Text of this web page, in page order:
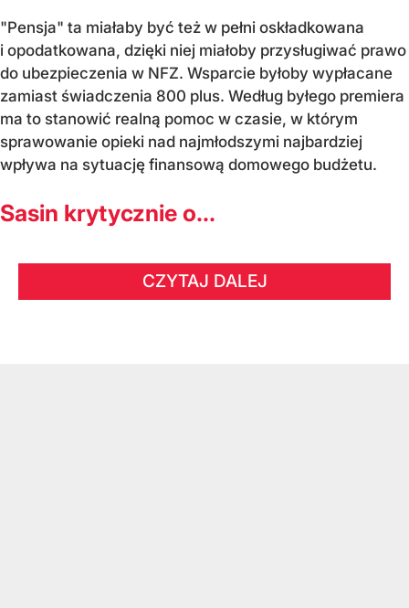
"Pensja" ta miałaby być też w pełni oskładkowana
i opodatkowana, dzięki niej miałoby przysługiwać prawo
do ubezpieczenia w NFZ. Wsparcie byłoby wypłacane
zamiast świadczenia 800 plus. Według byłego premiera
ma to stanowić realną pomoc w czasie, w którym
sprawowanie opieki nad najmłodszymi najbardziej
wpływa na sytuację finansową domowego budżetu.
Sasin krytycznie o...
CZYTAJ DALEJ